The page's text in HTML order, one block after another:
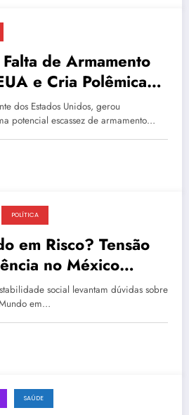
de Armamento
e Cria Polêmica
para Guerra
dos Estados Unidos, gerou
potencial escassez de armamento…
POLÍTICA
em Risco? Tensão
no México
social levantam dúvidas sobre
em…
SAÚDE